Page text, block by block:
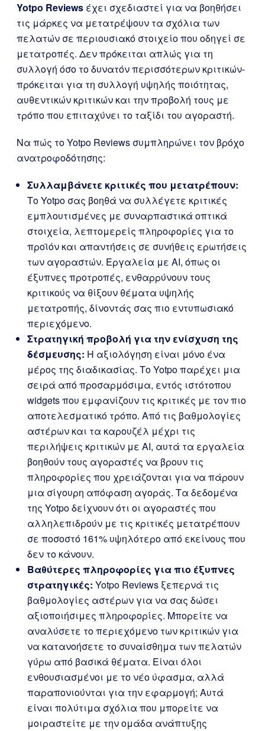
Yotpo Reviews έχει σχεδιαστεί για να βοηθήσει
τις μάρκες να μετατρέψουν τα σχόλια των
πελατών σε περιουσιακό στοιχείο που οδηγεί σε
μετατροπές. Δεν πρόκειται απλώς για τη
συλλογή όσο το δυνατόν περισσότερων κριτικών-
πρόκειται για τη συλλογή υψηλής ποιότητας,
αυθεντικών κριτικών και την προβολή τους με
τρόπο που επιταχύνει το ταξίδι του αγοραστή.
Να πώς το Yotpo Reviews συμπληρώνει τον βρόχο
ανατροφοδότησης:
Συλλαμβάνετε κριτικές που μετατρέπουν:
Το Yotpo σας βοηθά να συλλέγετε κριτικές
εμπλουτισμένες με συναρπαστικά οπτικά
στοιχεία, λεπτομερείς πληροφορίες για το
προϊόν και απαντήσεις σε συνήθεις ερωτήσεις
των αγοραστών. Εργαλεία με AI, όπως οι
έξυπνες προτροπές, ενθαρρύνουν τους
κριτικούς να θίξουν θέματα υψηλής
μετατροπής, δίνοντάς σας πιο εντυπωσιακό
περιεχόμενο.
Στρατηγική προβολή για την ενίσχυση της
δέσμευσης: Η αξιολόγηση είναι μόνο ένα
μέρος της διαδικασίας. Το Yotpo παρέχει μια
σειρά από προσαρμόσιμα, εντός ιστότοπου
widgets που εμφανίζουν τις κριτικές με τον πιο
αποτελεσματικό τρόπο. Από τις βαθμολογίες
αστέρων και τα καρουζέλ μέχρι τις
περιλήψεις κριτικών με AI, αυτά τα εργαλεία
βοηθούν τους αγοραστές να βρουν τις
πληροφορίες που χρειάζονται για να πάρουν
μια σίγουρη απόφαση αγοράς. Τα δεδομένα
της Yotpo δείχνουν ότι οι αγοραστές που
αλληλεπιδρούν με τις κριτικές μετατρέπουν
σε ποσοστό 161% υψηλότερο από εκείνους που
δεν το κάνουν.
Βαθύτερες πληροφορίες για πιο έξυπνες
στρατηγικές: Yotpo Reviews ξεπερνά τις
βαθμολογίες αστέρων για να σας δώσει
αξιοποιήσιμες πληροφορίες. Μπορείτε να
αναλύσετε το περιεχόμενο των κριτικών για
να κατανοήσετε το συναίσθημα των πελατών
γύρω από βασικά θέματα. Είναι όλοι
ενθουσιασμένοι με το νέο ύφασμα, αλλά
παραπονιούνται για την εφαρμογή; Αυτά
είναι πολύτιμα σχόλια που μπορείτε να
μοιραστείτε με την ομάδα ανάπτυξης